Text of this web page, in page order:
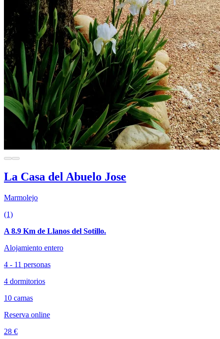
La Casa del Abuelo Jose
Marmolejo
(1)
A 8.9 Km de Llanos del Sotillo.
Alojamiento entero
4 - 11 personas
4 dormitorios
10 camas
Reserva online
28 €